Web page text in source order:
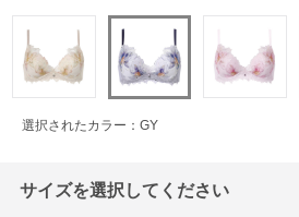
選択されたカラー：GY
サイズを選択してください